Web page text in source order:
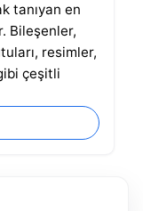
tanıyan en
Bileşenler,
resimler,
çeşitli